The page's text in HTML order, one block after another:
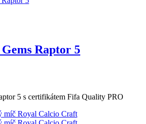
Raptor 5
5 s certifikátem Fifa Quality PRO